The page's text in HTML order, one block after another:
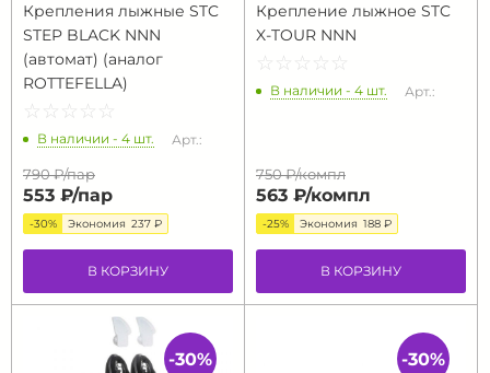
Крепления лыжные STC
STEP BLACK NNN
(автомат) (аналог
ROTTEFELLA)
☆ ☆ ☆ ☆ ☆
★ ★ ★ ★ ★
В наличии - 4 шт. Арт.:
790 ₽/пар
553 ₽/пар
-30% Экономия 237 ₽
В КОРЗИНУ
Крепление лыжное STC
X-TOUR NNN
☆ ☆ ☆ ☆ ☆
★ ★ ★ ★ ★
В наличии - 4 шт. Арт.:
750 ₽/компл
563 ₽/компл
-25% Экономия 188 ₽
В КОРЗИНУ
-30% -30%